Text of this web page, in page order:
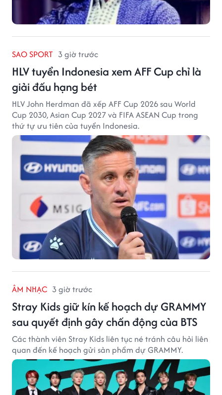
SAO SPORT 3 giờ trước
HLV tuyển Indonesia xem AFF Cup chỉ là
giải đấu hạng bét
HLV John Herdman đã xếp AFF Cup 2026 sau World
Cup 2030, Asian Cup 2027 và FIFA ASEAN Cup trong
thứ tự ưu tiên của tuyển Indonesia.
ÂM NHẠC 3 giờ trước
Stray Kids giữ kín kế hoạch dự GRAMMY
sau quyết định gây chấn động của BTS
Các thành viên Stray Kids liên tục né tránh câu hỏi liên
quan đến kế hoạch gửi sản phẩm dự GRAMMY.